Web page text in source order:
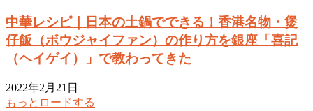
中華レシピ｜日本の土鍋でできる！香港名物・煲
仔飯（ボウジャイファン）の作り方を銀座「喜記
（ヘイゲイ）」で教わってきた
2022年2月21日
もっとロードする